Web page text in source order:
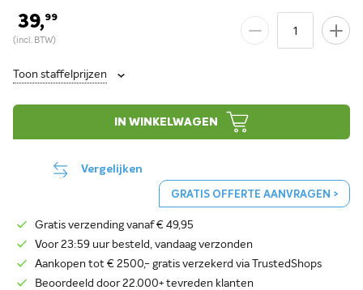
39,99
Toon staffelprijzen
IN WINKELWAGEN
Vergelijken
GRATIS OFFERTE AANVRAGEN >
Gratis verzending vanaf € 49,95
Voor 23:59 uur besteld, vandaag verzonden
Aankopen tot € 2500,- gratis verzekerd via TrustedShops
Beoordeeld door 22.000+ tevreden klanten